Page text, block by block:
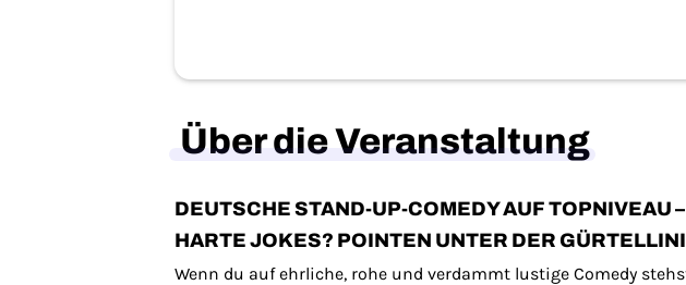
Über die Veranstaltung
DEUTSCHE STAND-UP-COMEDY AUF TOPNIVEAU
HARTE JOKES? POINTEN UNTER DER
Wenn du auf ehrliche, rohe und verdammt lustige Comedy